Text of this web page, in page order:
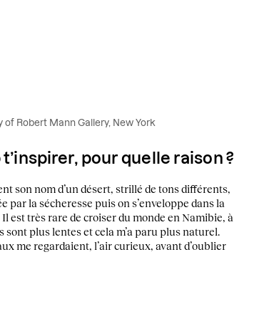
Robert Mann Gallery, New York
pour quelle raison ?
son nom d’un désert, strillé de tons différents,
la sécheresse puis on s’enveloppe dans la
est très rare de croiser du monde en Namibie, à
sont plus lentes et cela m’a paru plus naturel.
me regardaient, l’air curieux, avant d’oublier